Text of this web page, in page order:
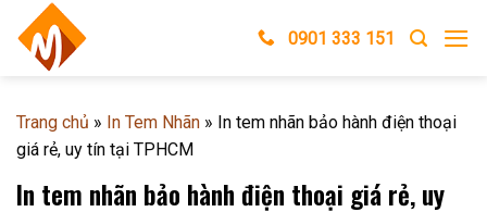
content
0901 333 151
Trang chủ » In Tem Nhãn » In tem nhãn bảo hành điện thoại
giá rẻ, uy tín tại TPHCM
In tem nhãn bảo hành điện thoại giá rẻ, uy